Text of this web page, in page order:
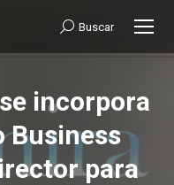
Buscar:
Buscar
incorpora
Business
para